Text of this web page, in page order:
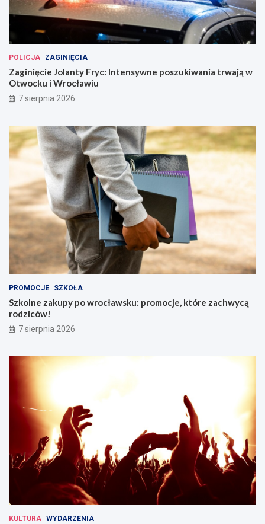
POLICJA ZAGINIĘCIA
Zaginięcie Jolanty Fryc: Intensywne poszukiwania trwają w
Otwocku i Wrocławiu
7 sierpnia 2026
PROMOCJE SZKOŁA
Szkolne zakupy po wrocławsku: promocje, które zachwycą
rodziców!
7 sierpnia 2026
KULTURA WYDARZENIA